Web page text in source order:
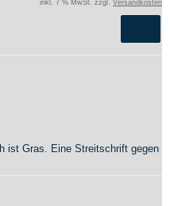
inkl. 7 % MwSt. zzgl. Versandkosten
ist Gras. Eine Streitschrift gegen